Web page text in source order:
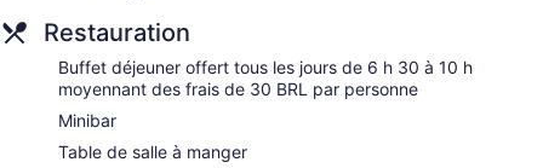
Restauration
Buffet déjeuner offert tous les jours de 6 h 30 à 10 h
moyennant des frais de 30 BRL par personne
Minibar
Table de salle à manger